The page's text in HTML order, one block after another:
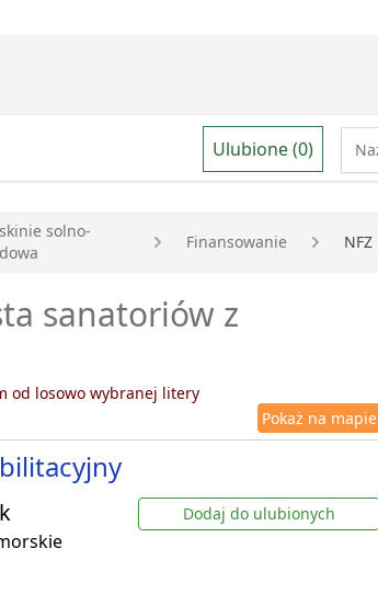
Ulubione (0)
solno-
Finansowanie NFZ
sanatoriów z
od losowo wybranej litery
Pokaż na mapie
Dodaj do ulubionych